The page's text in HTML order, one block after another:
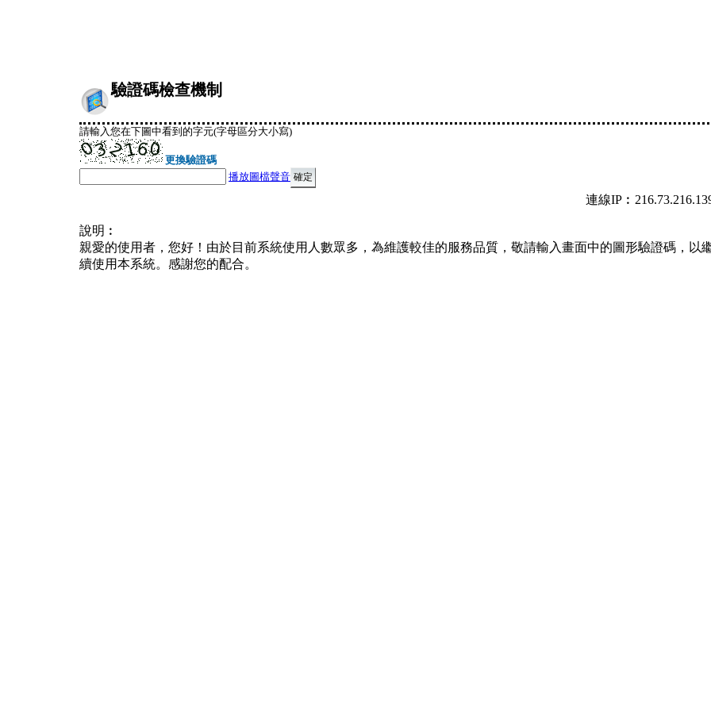
驗證碼檢查機制
請輸入您在下圖中看到的字元(字母區分大小寫)
更換驗證碼
播放圖檔聲音
連線
說明︰
親愛的使用者，您好！由於目前系統使用人數眾多，為維護較佳的服務品質，敬請輸入畫面中的圖形驗證碼，以
續使用本系統。感謝您的配合。